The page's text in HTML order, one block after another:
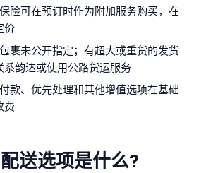
险可在预订时作为附加服务购买，在
价
裹未公开指定；有超大或重货的发货
系韵达或使用公路货运服务
款、优先处理和其他增值选项在基础
费
送选项是什么?